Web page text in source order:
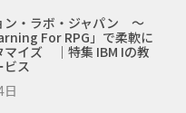
ン・ラボ・ジャパン ～
For RPG」で柔軟に
マイズ ｜特集 IBM Iの教
ビス